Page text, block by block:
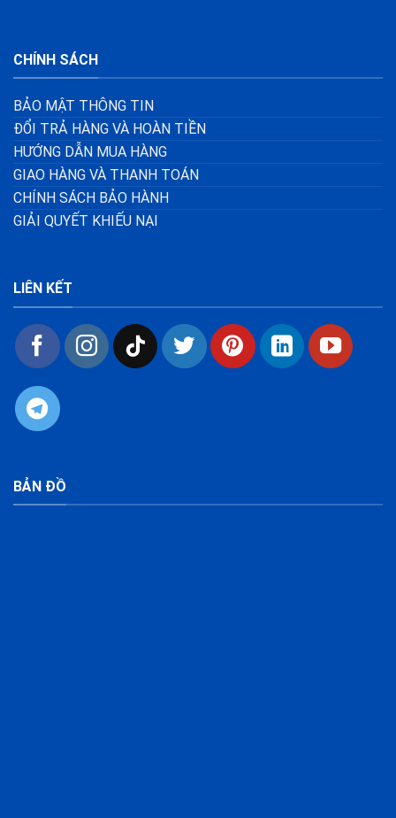
CHÍNH SÁCH
BẢO MẬT THÔNG TIN
ĐỔI TRẢ HÀNG VÀ HOÀN TIỀN
HƯỚNG DẪN MUA HÀNG
GIAO HÀNG VÀ THANH TOÁN
CHÍNH SÁCH BẢO HÀNH
GIẢI QUYẾT KHIẾU NẠI
LIÊN KẾT
BẢN ĐỒ